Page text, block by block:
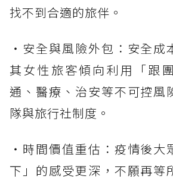
找不到合適的旅伴。
・安全與風險外包：安全成
其女性旅客傾向利用「跟
通、醫療、治安等不可控風
隊與旅行社制度。
・時間價值重估：疫情後大
下」的感受更深，不願再等